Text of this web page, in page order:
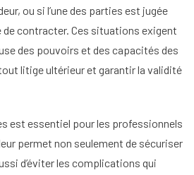
ou si l’une des parties est jugée
de contracter. Ces situations exigent
des pouvoirs et des capacités des
litige ultérieur et garantir la validité
est essentiel pour les professionnels
permet non seulement de sécuriser
d’éviter les complications qui